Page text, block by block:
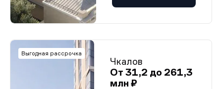
Выгодная рассрочка
Чкалов
От 31,2 до 261,3
млн ₽